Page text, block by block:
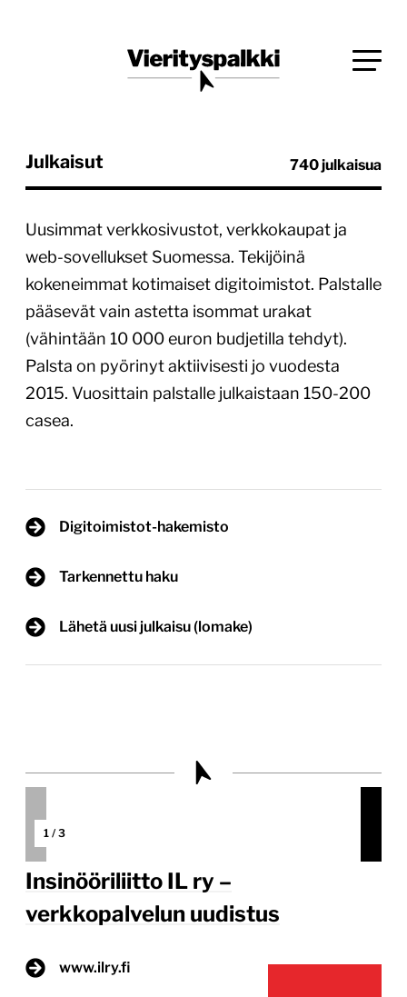
Vierityspalkki.fi
Julkaisut 740 julkaisua
Uusimmat verkkosivustot, verkkokaupat ja
web-sovellukset Suomessa. Tekijöinä
kokeneimmat kotimaiset digitoimistot. Palstalle
pääsevät vain astetta isommat urakat
(vähintään 10 000 euron budjetilla tehdyt).
Palsta on pyörinyt aktiivisesti jo vuodesta
2015. Vuosittain palstalle julkaistaan 150-200
casea.
Digitoimistot-hakemisto
Tarkennettu haku
Lähetä uusi julkaisu (lomake)
1 / 3
Insinööriliitto IL ry –
verkkopalvelun uudistus
www.ilry.fi